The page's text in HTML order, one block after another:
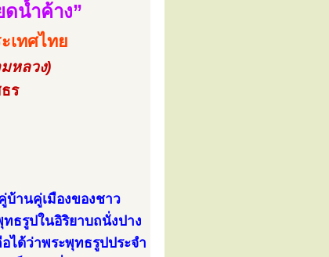
น้ำค้าง”
เทศไทย
หลวง)
ร
บ้านคู่เมืองของชาว
ธรูปในอิริยาบถนั่งปาง
ได้ว่าพระพุทธรูปประจำ